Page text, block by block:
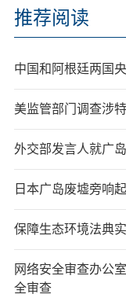
推荐阅读
中国和阿根廷两国
美监管部门调查涉
外交部发言人就广
日本广岛废墟旁响
保障生态环境法典
网络安全审查办公
全审查